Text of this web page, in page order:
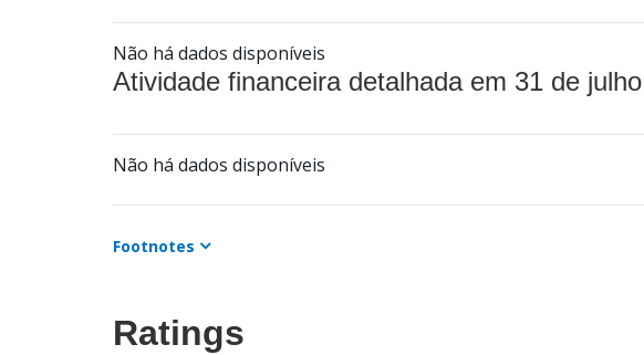
Não há dados disponíveis
Atividade financeira detalhada em 31 de
Não há dados disponíveis
Footnotes
Ratings